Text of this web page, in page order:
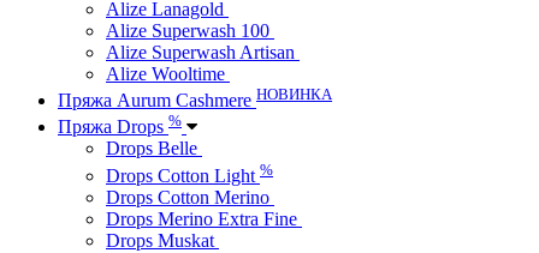
Alize Lanagold
Alize Superwash 100
Alize Superwash Artisan
Alize Wooltime
Пряжа Aurum Cashmere НОВИНКА
Пряжа Drops %
Drops Belle
Drops Cotton Light %
Drops Cotton Merino
Drops Merino Extra Fine
Drops Muskat